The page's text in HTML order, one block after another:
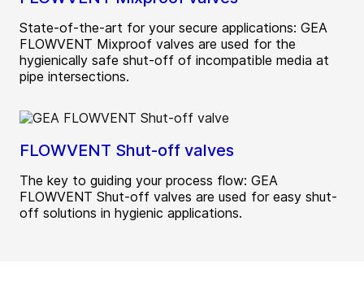
State-of-the-art for your secure applications: GEA
FLOWVENT Mixproof valves are used for the
hygienically safe shut-off of incompatible media at
pipe intersections.
FLOWVENT Shut-off valves
The key to guiding your process flow: GEA
FLOWVENT Shut-off valves are used for easy shut-
off solutions in hygienic applications.